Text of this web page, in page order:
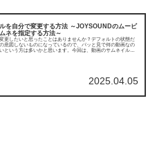
を自分で変更する方法 ～JOYSOUNDのムービ
ネを指定する方法～
更したいと思ったことはありませんか？デフォルトの状態だ
意図しないものになっているので、パッと見で何の動画なの
という方は多いかと思います。今回は、動画のサムネイルを
2025.04.05